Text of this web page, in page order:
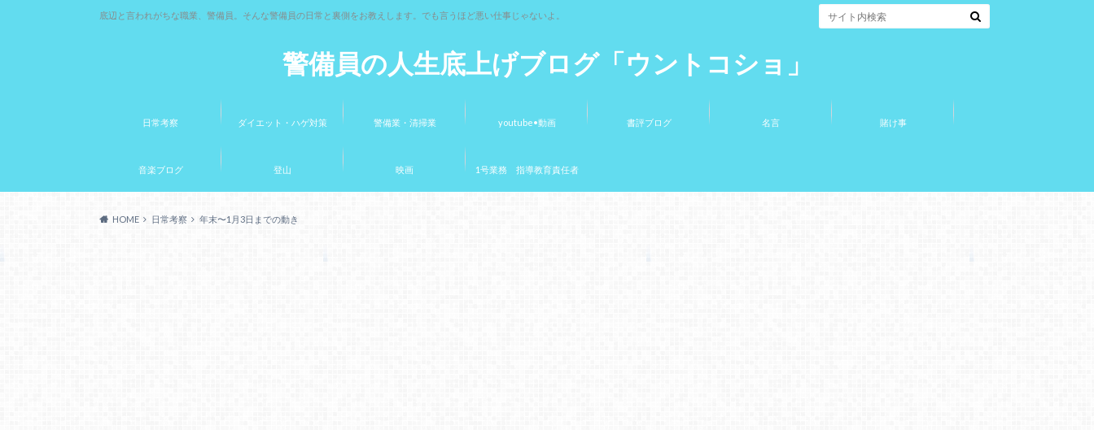
警備員の人生底上げブログ「ウントコショ」
底辺と言われがちな職業、警備員。そんな警備員の日常と裏側をお教えします。でも言うほど悪い仕事じゃないよ。
日常考察 ダイエット・ハゲ対策 警備業・清掃業 youtube•動画 書評ブログ 名言 賭け事
音楽ブログ 登山 映画 1号業務 指導教育責任者
HOME 日常考察 年末〜1月3日までの動き